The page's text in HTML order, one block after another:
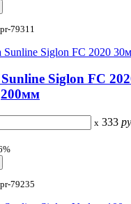
79311
Siglon FC
x 333
79235